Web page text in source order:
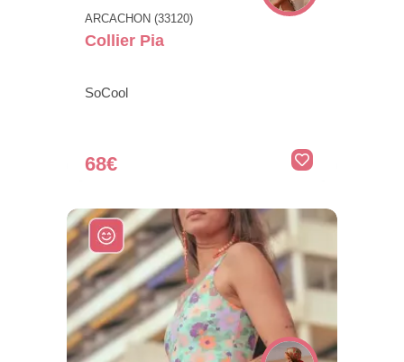
ARCACHON (33120)
Collier Pia
SoCool
68€